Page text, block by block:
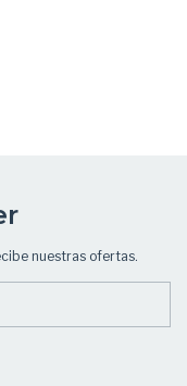
nuestras ofertas.